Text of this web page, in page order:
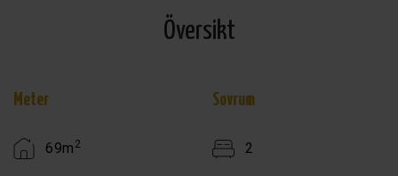
Översikt
Meter
69m 2
Sovrum
2